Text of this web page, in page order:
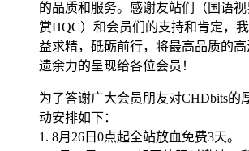
的品质和服务。感谢友站们（国语
赏HQC）和会员们的支持和肯定，
益求精，砥砺前行，将最高品质的
遗余力的呈现给各位会员！
为了答谢广大会员朋友对CHDbits的
动安排如下：
1. 8月26日0点起全站放血免费3天。